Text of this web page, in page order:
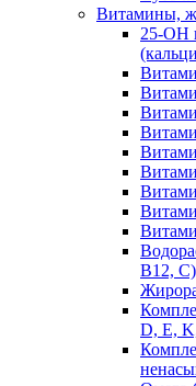
Витамины,
25-OH
В12, С)
D, E,